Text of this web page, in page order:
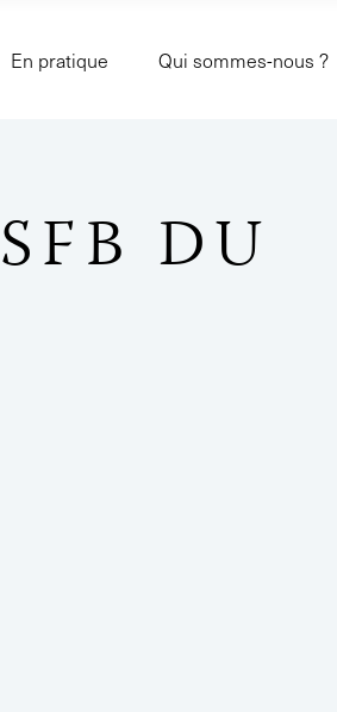
En pratique Qui sommes-nous ?
DU